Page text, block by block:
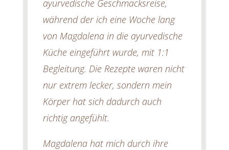
ayurvedische Geschmacksreise,
während der ich eine Woche lang
von Magdalena in die ayurvedische
Küche eingeführt wurde, mit 1:1
Begleitung. Die Rezepte waren nicht
nur extrem lecker, sondern mein
Körper hat sich dadurch auch
richtig angefühlt.
Magdalena hat mich durch ihre